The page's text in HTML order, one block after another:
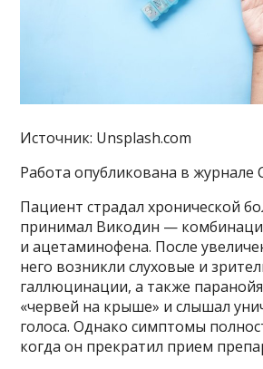
Источник: Unsplash.com
Работа опубликована в журнале
Пациент страдал хронической
принимал Викодин —
и ацетаминофена. После
него возникли слуховые и
галлюцинации, а также
«червей на крыше» и слышал
голоса. Однако симптомы
когда он прекратил прием